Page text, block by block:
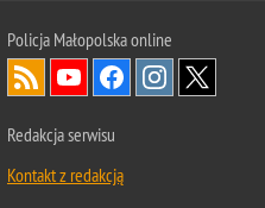
Policja Małopolska online
Redakcja serwisu
Kontakt z redakcją